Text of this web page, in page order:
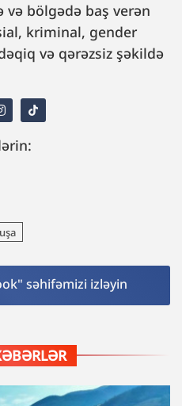
və bölgədə baş verən
kriminal, gender
və qərəzsiz şəkildə
səhifəmizi izləyin